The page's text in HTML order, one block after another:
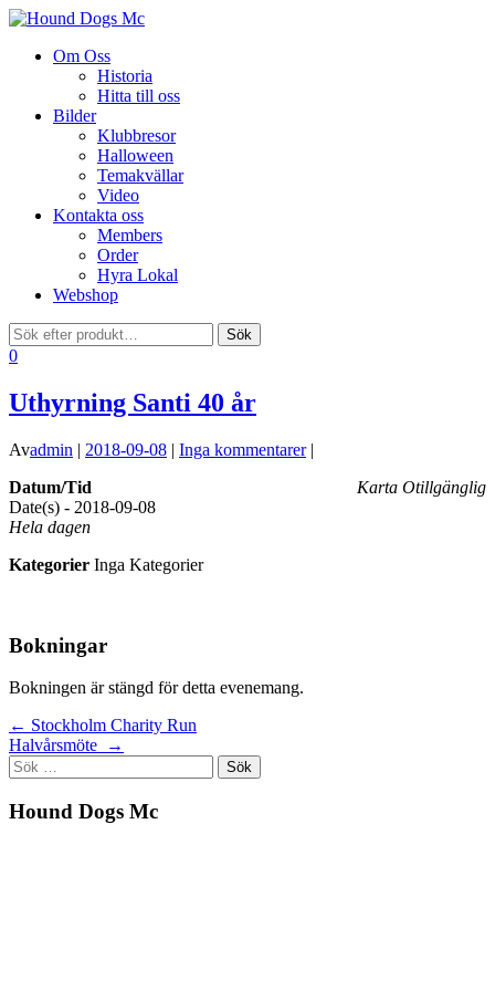
navigeringOm Oss
Historia
Hitta till oss
Bilder
Klubbresor
Halloween
Temakvällar
Video
Kontakta oss
Members
Order
Hyra Lokal
Webshop
0
Uthyrning Santi 40 år
Avadmin | 2018-09-08 | Inga kommentarer|
Karta Otillgänglig
Datum/Tid
Date(s) - 2018-09-08
Hela dagen
Kategorier Inga Kategorier
Bokningar
Bokningen är stängd för detta evenemang.
Inläggsnavigering
← Stockholm Charity Run
Halvårsmöte
→
Sök
efter:
Hound Dogs Mc